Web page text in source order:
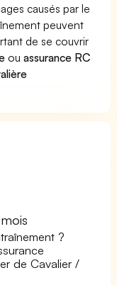
causés par le
peuvent
de se couvrir
ouassurance RC
?
de Cavalier /